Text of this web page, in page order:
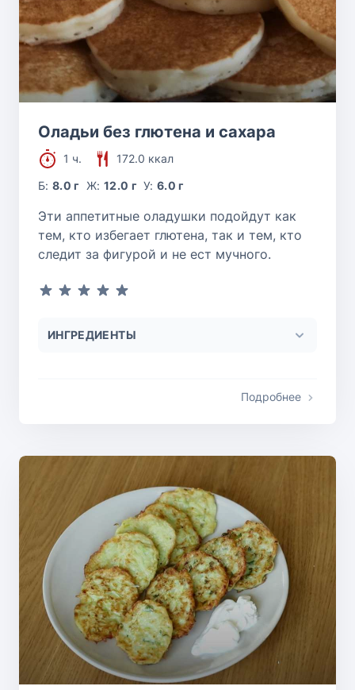
Оладьи без глютена и сахара
1 ч.
172.0 ккал
Б:8.0 г Ж: 12.0 г У:6.0 г
Эти аппетитные оладушки подойдут как
тем, кто избегает глютена, так и тем, кто
следит за фигурой и не ест мучного.
ИНГРЕДИЕНТЫ
Подробнее